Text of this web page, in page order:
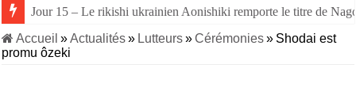
Jour 15 – Le rikishi ukrainien Aonishiki remporte le titre de
Accueil »Actualités» Lutteurs»Cérémonies» Shodai est
promu ôzeki